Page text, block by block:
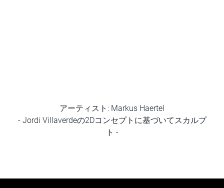
アーティスト: Markus Haertel
- Jordi Villaverdeの2Dコンセプトに基づいてスカルプ
ト -